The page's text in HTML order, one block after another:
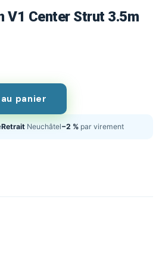
V1 Center Strut 3.5m
panier
Retrait Neuchâtel−2 % par virement